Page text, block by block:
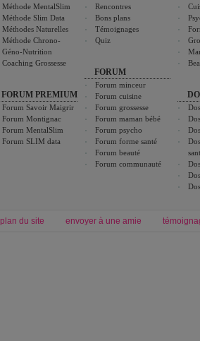
Méthode MentalSlim
Méthode Slim Data
Méthodes Naturelles
Méthode Chrono-
Géno-Nutrition
Coaching Grossesse
FORUM PREMIUM
Forum Savoir Maigrir
Forum Montignac
Forum MentalSlim
Forum SLIM data
Rencontres
Bons plans
Témoignages
Quiz
FORUM
Forum minceur
Forum cuisine
Forum grossesse
Forum maman bébé
Forum psycho
Forum forme santé
Forum beauté
Forum communauté
plan du site envoyer à une amie